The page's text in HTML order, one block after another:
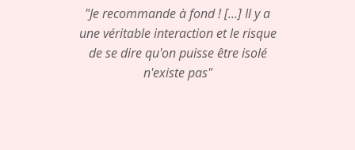
"Je recommande à fond ! [...] Il y a
une véritable interaction et le risque
de sedire qu'on puisse être isolé
n'existe pas"